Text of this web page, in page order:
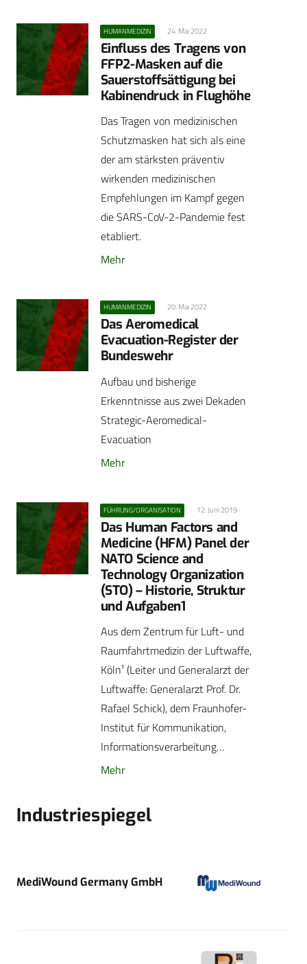
HUMANMEDIZIN 24. Mai 2022
Einfluss des Tragens von
FFP2-Masken auf die
Sauerstoffsättigung bei
Kabinendruck in Flughöhe
Das Tragen von medizinischen
Schutzmasken hat sich als eine
der am stärksten präventiv
wirkenden medizinischen
Empfehlungen im Kampf gegen
die SARS-CoV-2-Pandemie fest
etabliert.
Mehr
HUMANMEDIZIN 20. Mai 2022
Das Aeromedical
Evacuation-Register der
Bundeswehr
Aufbau und bisherige
Erkenntnisse aus zwei Dekaden
Strategic-Aeromedical-
Evacuation
Mehr
FÜHRUNG/ORGANISATION 12. Juni 2019
Das Human Factors and
Medicine (HFM) Panel der
NATO Science and
Technology Organization
(STO) – Historie, Struktur
und Aufgaben1
Aus dem Zentrum für Luft- und
Raumfahrtmedizin der Luftwaffe,
Köln¹ (Leiter und Generalarzt der
Luftwaffe: Generalarzt Prof. Dr.
Rafael Schick), dem Fraunhofer-
Institut für Kommunikation,
Informationsverarbeitung…
Mehr
Industriespiegel
MediWound Germany GmbH